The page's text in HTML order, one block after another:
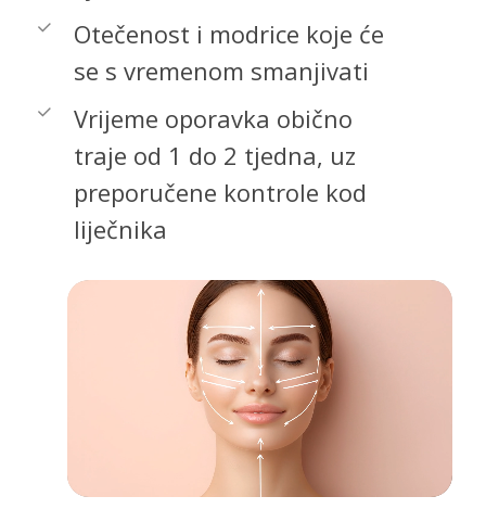
Otečenost i modrice koje će
se s vremenom smanjivati
Vrijeme oporavka obično
traje od 1 do 2 tjedna, uz
preporučene kontrole kod
liječnika